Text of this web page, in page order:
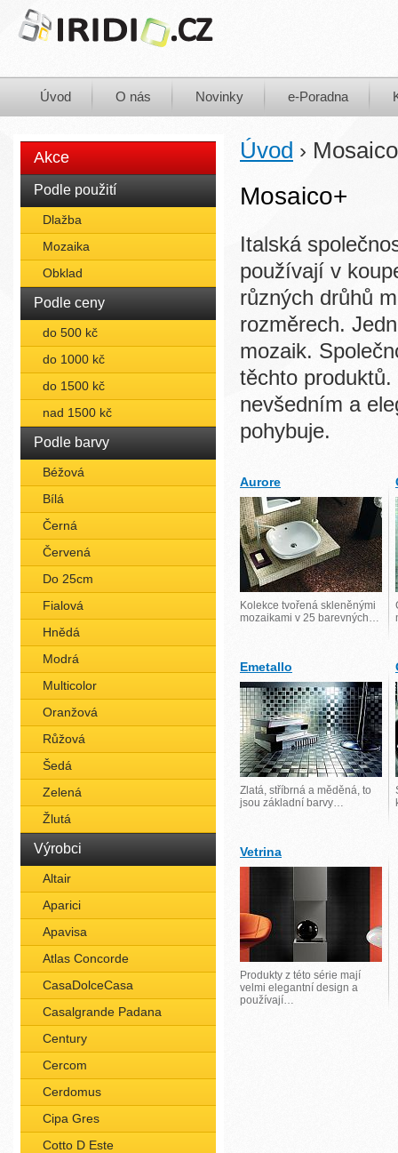
Úvod O nás Novinky e-Poradna
Akce
Podle použití
Dlažba
Mozaika
Obklad
Podle ceny
do 500 kč
do 1000 kč
do 1500 kč
nad 1500 kč
Podle barvy
Béžová
Bílá
Černá
Červená
Do 25cm
Fialová
Hnědá
Modrá
Multicolor
Oranžová
Růžová
Šedá
Zelená
Žlutá
Výrobci
Altair
Aparici
Apavisa
Atlas Concorde
CasaDolceCasa
Casalgrande Padana
Century
Cercom
Cerdomus
Cipa Gres
Cotto D Este
Úvod ›
Mosaico+
Italská
používají v
různých drůhů
rozměrech.
mozaik.
těchto
nevšedním a
pohybuje.
Aurore
Kolekce tvořená skleněnými
mozaikami v 25 barevných…
Emetallo
Zlatá, stříbrná a měděná, to
jsou základní barvy…
Vetrina
Produkty z této série mají
velmi elegantní design a
používají…